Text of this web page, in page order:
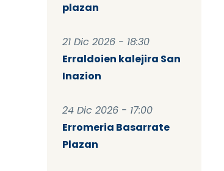
plazan
21 Dic 2026 - 18:30
Erraldoien kalejira San
Inazion
24 Dic 2026 - 17:00
Erromeria Basarrate
Plazan